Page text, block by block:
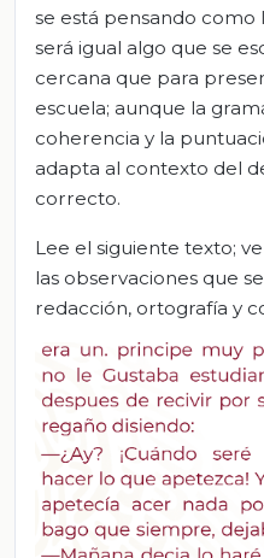
se está pensando
será igual algo que se
cercana que para
escuela; aunque la
coherencia y la
adapta al contexto del
correcto.
Lee el siguiente texto;
las observaciones que
redacción, ortografía y